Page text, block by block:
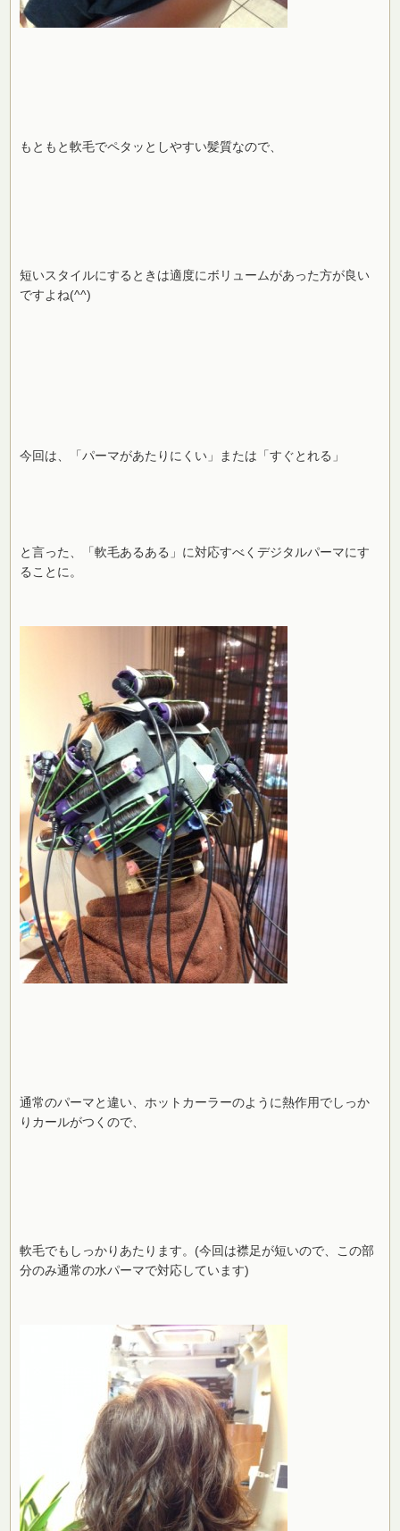
もともと軟毛でペタッとしやすい髪質なので、
短いスタイルにするときは適度にボリュームがあった方が良い
ですよね(^^)
今回は、「パーマがあたりにくい」または「すぐとれる」
と言った、「軟毛あるある」に対応すべくデジタルパーマにす
ることに。
通常のパーマと違い、ホットカーラーのように熱作用でしっか
りカールがつくので、
軟毛でもしっかりあたります。(今回は襟足が短いので、この部
分のみ通常の水パーマで対応しています)